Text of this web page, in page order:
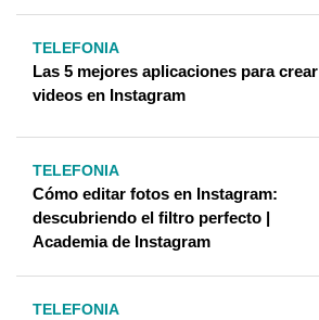
TELEFONIA
Las 5 mejores aplicaciones para crear
videos en Instagram
TELEFONIA
Cómo editar fotos en Instagram:
descubriendo el filtro perfecto |
Academia de Instagram
TELEFONIA